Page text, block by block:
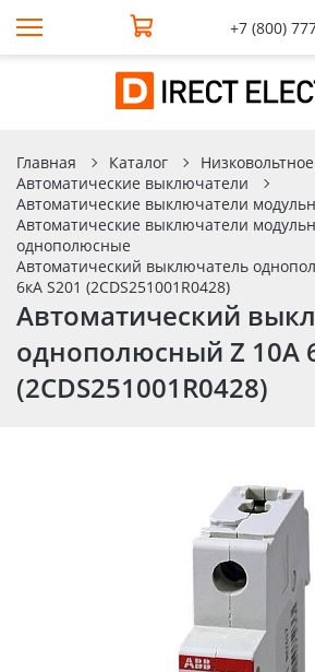
+7 (800)
Главная Каталог
Автоматические выключатели
Автоматические выключатели
Автоматические выключатели
однополюсные
Автоматический выключатель
6кА S201 (2CDS251001R0428)
Автоматический
однополюсный Z 10А
(2CDS251001R0428)